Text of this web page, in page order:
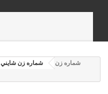
شماره زن شايني
شماره زن 8